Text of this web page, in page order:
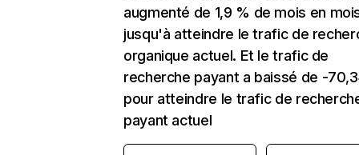
augmenté de 1,9 % de mois en
jusqu'à atteindre le trafic de
organique actuel. Et le trafic de
recherche payant a baissé de -
pour atteindre le trafic de
payant actuel